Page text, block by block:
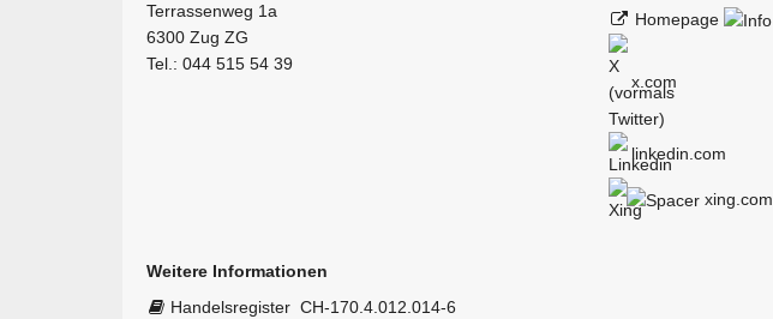
Terrassenweg 1a
6300 Zug ZG
Tel.: 044 515 54 39
Homepage
x.com
linkedin.com
xing.com
Weitere Informationen
Handelsregister CH-170.4.012.014-6